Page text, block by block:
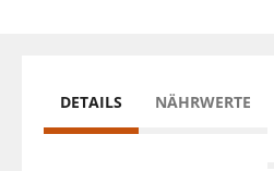
DETAILS NÄHRWERTE